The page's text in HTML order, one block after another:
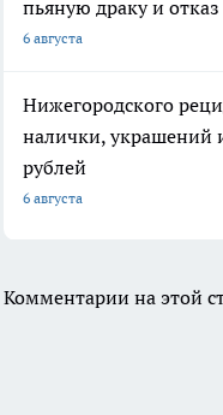
пьяную драку и
6 августа
Нижегородского
налички, украшений
рублей
6 августа
Комментарии на этой